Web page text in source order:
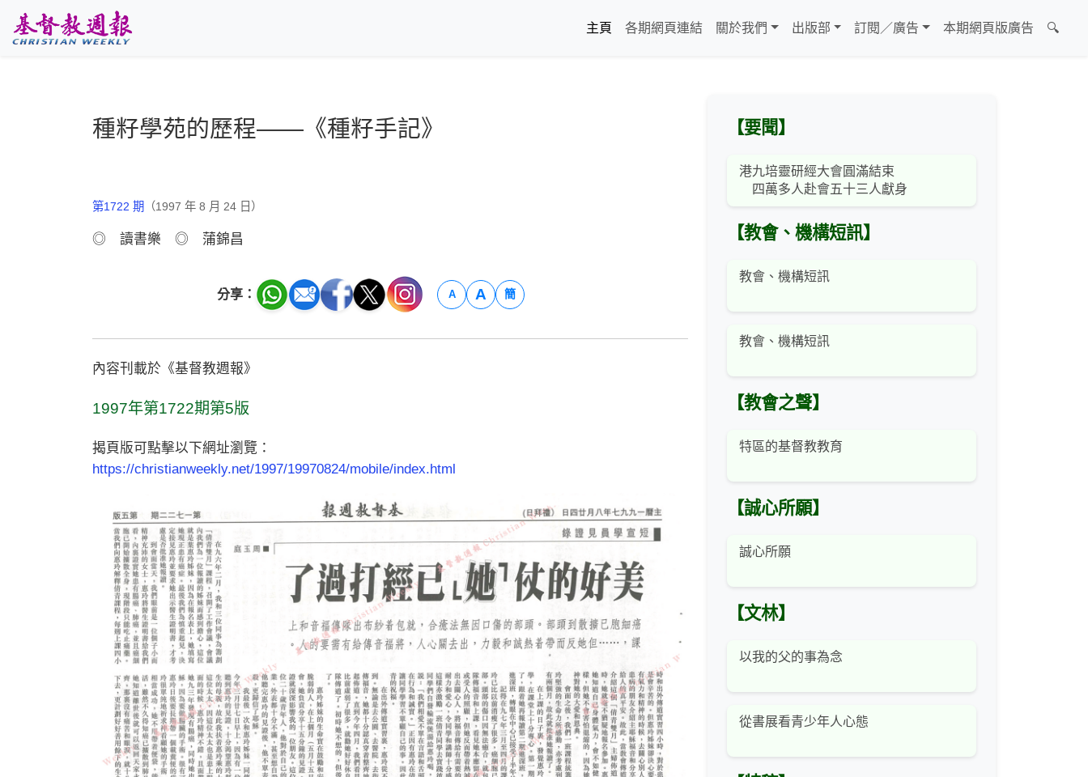
主頁
各期網頁連結 關於我們 出版部 訂閱／廣告 本期網頁版廣告 🔍
種籽學苑的歷程——《種籽手記》
第1722 期 （1997 年 8 月 24 日）
◎ 讀書樂 ◎ 蒲錦昌
分享： A A 簡
內容刊載於《基督教週報》
1997年第1722期第5版
揭頁版可點擊以下網址瀏覽：
https://christianweekly.net/1997/19970824/mobile/index.html
【要聞】
港九培靈研經大會圓滿結束
四萬多人赴會五十三人獻身
【教會、機構短訊】
教會、機構短訊
教會、機構短訊
【教會之聲】
特區的基督教教育
【誠心所願】
誠心所願
【文林】
以我的父的事為念
從書展看青少年人心態